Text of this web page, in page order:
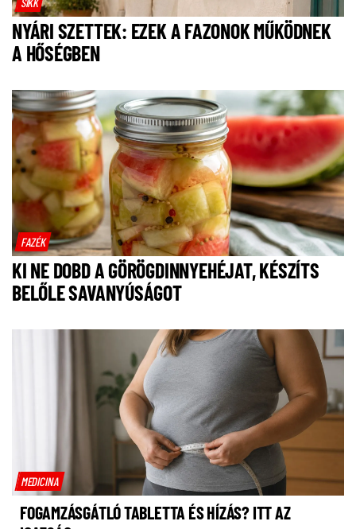
NYÁRI SZETTEK: EZEK A FAZONOK MŰKÖDNEK
A HŐSÉGBEN
FAZÉK
KI NE DOBD A GÖRÖGDINNYEHÉJAT, KÉSZÍTS
BELŐLE SAVANYÚSÁGOT
MEDICINA
FOGAMZÁSGÁTLÓ TABLETTA ÉS HÍZÁS? ITT AZ